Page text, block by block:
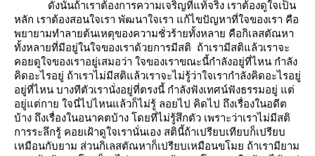
ดังนั้นถ้าเราต้องการความเจริญที่แท้จริง เราต้องดูใจเป็น
หลัก เราต้องสอนใจเรา พัฒนาใจเรา แก้ไขปัญหาที่ใจของเรา คือ
พยายามทำลายต้นเหตุของความชั่วร้ายทั้งหลาย คือกิเลสตัณหา
ทั้งหลายที่มีอยู่ในใจของเราด้วยการมีสติ ถ้าเรามีสติแล้วเราจะ
คอยดูใจของเราอยู่เสมอว่า ใจของเราขณะนี้กำลังอยู่ที่ไหน กำลัง
คิดอะไรอยู่ ถ้าเราไม่มีสติแล้วเราจะไม่รู้ว่าใจเรากำลังคิดอะไรอยู่
อยู่ที่ไหน บางทีตัวเรานั่งอยู่ที่ตรงนี้ กำลังฟังเทศน์ฟังธรรมอยู่ แต่
อยู่แต่กาย ใจนี่ไปไหนแล้วก็ไม่รู้ ลอยไป คิดไป ถึงเรื่องในอดีต
บ้าง ถึงเรื่องในอนาคตบ้าง โดยที่ไม่รู้สึกตัว เพราะว่าเราไม่มีสติ
การระลึกรู้ คอยเฝ้าดูใจเรานั่นเอง สตินี้ถ้าเปรียบเทียบก็เปรียบ
เหมือนกับยาม ส่วนกิเลสตัณหาก็เปรียบเหมือนขโมย ถ้าเรามียาม